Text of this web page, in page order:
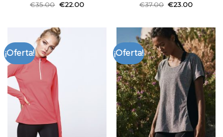
€35.00 €22.00
€37.00 €23.00
¡Oferta! ¡Oferta!